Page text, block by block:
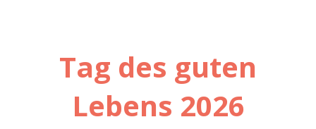
Tag des guten
Lebens 2026